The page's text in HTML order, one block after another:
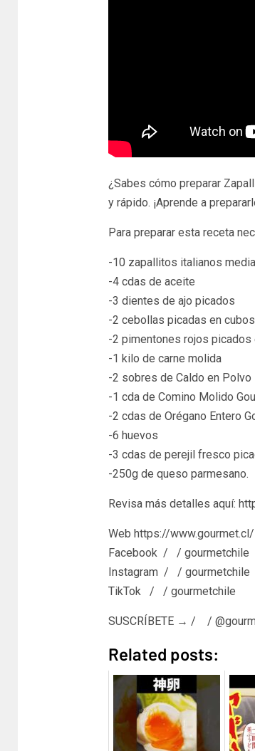
¿Sabes cómo preparar
y rápido. ¡Aprende a
Para preparar esta receta
-10 zapallitos italianos
-4 cdas de aceite
-3 dientes de ajo picados
-2 cebollas picadas en
-2 pimentones rojos picados
-1 kilo de carne molida
-2 sobres de Caldo en Polvo
-1 cda de Comino Molido
-2 cdas de Orégano Entero
-6 huevos
-3 cdas de perejil fresco
-250g de queso parmesano.
Revisa más detalles aquí:
Web https://www.gourmet.cl/
Facebook / / gourmetchile
Instagram / / gourmetchile
TikTok / / gourmetchile
SUSCRÍBETE → / /
Related posts: